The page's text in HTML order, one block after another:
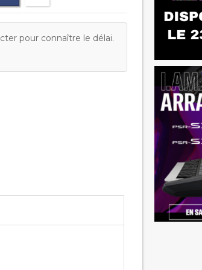
pour connaître le délai.